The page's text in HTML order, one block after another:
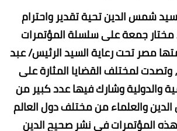
شمس الدين تحية تقدير واحترام
جمعة على سلسلة المؤتمرات
مصر تحت رعاية السيد الرئيس/ عبد
وتصدت لمختلف القضايا المثارة على
والدولية وشارك فيها عدد كبير من
الدين والعلماء من مختلف دول العالم
المؤتمرات في نشر صحيح الدين